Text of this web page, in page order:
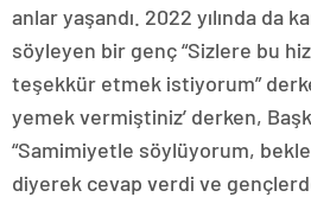
anlar yaşandı. 2022 yılında da
söyleyen bir genç “Sizlere bu
teşekkür etmek istiyorum”
yemek vermiştiniz’ derken,
“Samimiyetle söylüyorum,
diyerek cevap verdi ve